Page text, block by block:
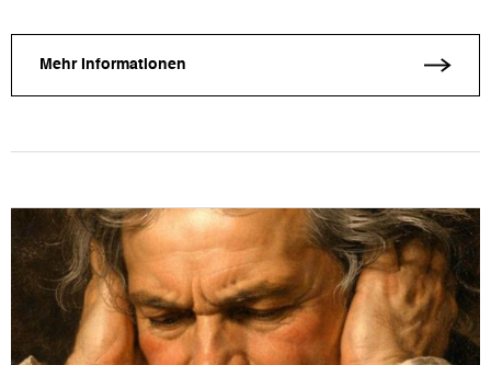
Mehr Informationen